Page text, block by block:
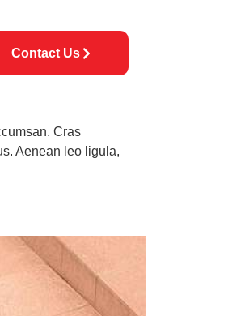
Contact Us
Cras
Aenean leo ligula,